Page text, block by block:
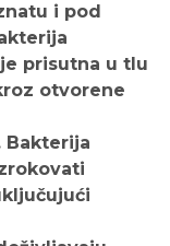
i pod
prisutna u tlu
otvorene
Bakterija